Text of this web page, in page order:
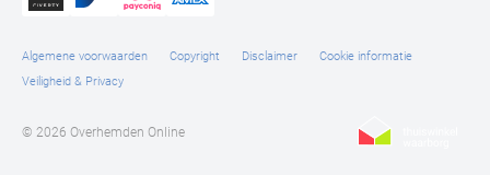
Algemene voorwaarden Copyright Disclaimer
Cookie informatie
Veiligheid & Privacy
© 2026 Overhemden Online